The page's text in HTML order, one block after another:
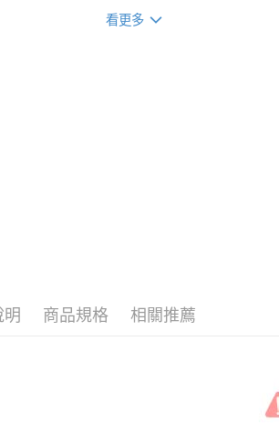
看更多
明 商品規格 相關推薦